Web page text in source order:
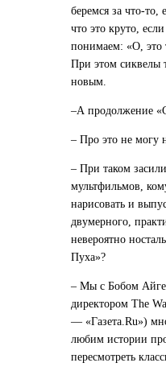
беремся за что-то,
что это круто,
понимаем: «О, это
При этом сиквелы
новым.
–А продолжение
– Про это не могу
– При таком
мультфильмов,
нарисовать и
двумерного,
невероятно
Пуха»?
– Мы с Бобом
директором The
— «Газета.Ru»)
любим истории
пересмотреть